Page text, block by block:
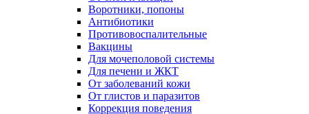
Воротники, попоны
Антибиотики
Противовоспалительные
Вакцины
Для мочеполовой системы
Для печени и ЖКТ
От заболеваний кожи
От глистов и паразитов
Коррекция поведения